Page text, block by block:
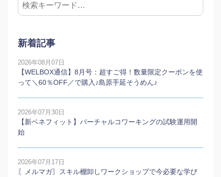
新着記事
2026年08月07日
【WELBOX通信】8月号：超すご得！数量限定クーポンを使
って＼60％OFF／で購入♪島原手延そうめん♪
2026年07月30日
【新ベネフィット】バーチャルコワーキングの試験運用開
始
2026年07月17日
〖メルマガ〗スキル棚卸しワークショップで今必要な学び